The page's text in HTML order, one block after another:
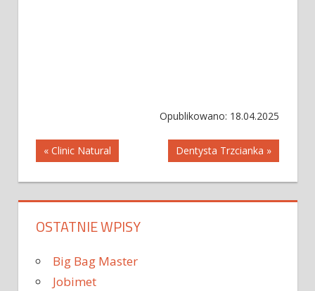
Opublikowano: 18.04.2025
Nawigacja
wpisu
« Clinic Natural Dentysta Trzcianka »
OSTATNIE WPISY
Big Bag Master
Jobimet